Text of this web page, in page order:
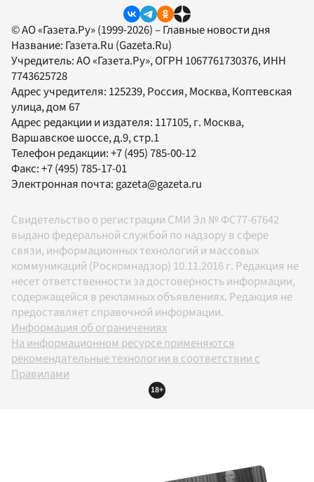
© АО «Газета.Ру» (1999-2026) – Главные новости дня
Название: Газета.Ru (Gazeta.Ru)
Учредитель:АО «Газета.Ру», ОГРН 1067761730376, ИНН
7743625728
Адрес учредителя: 125239, Россия, Москва, Коптевская
улица, дом 67
Адрес редакции и издателя: 117105, г. Москва,
Варшавское шоссе, д.9, стр.1
Телефон редакции:+7 (495) 785-00-12
Факс:+7 (495) 785-17-01
Электронная почта: gazeta@gazeta.ru
Свидетельство о регистрации СМИ Эл № ФС77-67642
выдано федеральной службой по надзору в сфере
связи, информационных технологий и массовых
коммуникаций (Роскомнадзор) 10.11.2016 г. Редакция не
несет ответственности за достоверность информации,
содержащейся в рекламных объявлениях. Редакция не
предоставляет справочной информации.
Информация об ограничениях
На информационном ресурсе применяются
рекомендательные технологии в соответствии с
Правилами
18+